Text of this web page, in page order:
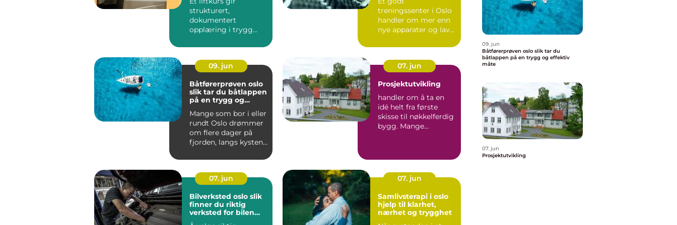
strukturert,
dokumentert
opplæring i trygg
Kurset kombinerer ...
treningssenter i Oslo
handler om mer enn
nye apparater og lav
som leter et...
09. jun
Båtførerprøven oslo
slik tar du båtlappen
på en trygg og
Mange som bor i eller
rundt Oslo drømmer
om flere dager på
fjorden, langs kysten
07. jun
Prosjektutvikling
handler om å ta en
idé helt fra første
skisse til nøkkelferdig
bygg. Mange
07. jun
Bilverksted oslo slik
finner du riktig
verksted for bilen
din
07. jun
Samlivsterapi i oslo
hjelp til klarhet,
nærhet og trygghet
09. jun
Båtførerprøven oslo slik tar du
båtlappen på en trygg og effektiv
måte
07. jun
Prosjektutvikling